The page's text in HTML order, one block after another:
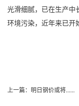
光滑细腻，已在生产中
环境污染，近年来已开
上一篇： 明日钢价或将......